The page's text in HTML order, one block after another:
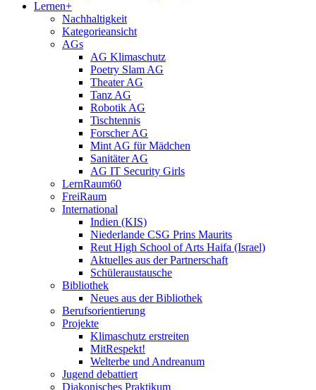
Lernen+
Nachhaltigkeit
Kategorieansicht
AGs
AG Klimaschutz
Poetry Slam AG
Theater AG
Tanz AG
Robotik AG
Tischtennis
Forscher AG
Mint AG für Mädchen
Sanitäter AG
AG IT Security Girls
LernRaum60
FreiRaum
International
Indien (KIS)
Niederlande CSG Prins Maurits
Reut High School of Arts Haifa (Israel)
Aktuelles aus der Partnerschaft
Schüleraustausche
Bibliothek
Neues aus der Bibliothek
Berufsorientierung
Projekte
Klimaschutz erstreiten
MitRespekt!
Welterbe und Andreanum
Jugend debattiert
Diakonisches Praktikum